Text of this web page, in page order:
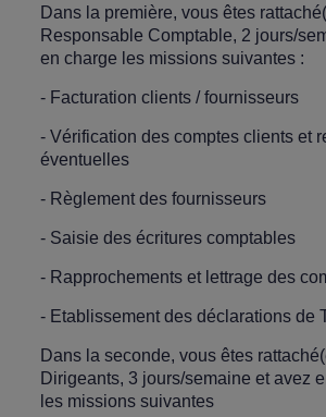
Dans la première, vous êtes
Responsable Comptable, 2 jours/
en charge les missions suivantes :
- Facturation clients / fournisseurs
- Vérification des comptes clients et
éventuelles
- Règlement des fournisseurs
- Saisie des écritures comptables
- Rapprochements et lettrage des
- Etablissement des déclarations de
Dans la seconde, vous êtes
Dirigeants, 3 jours/semaine et avez
les missions suivantes